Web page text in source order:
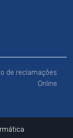
de reclamações
Online